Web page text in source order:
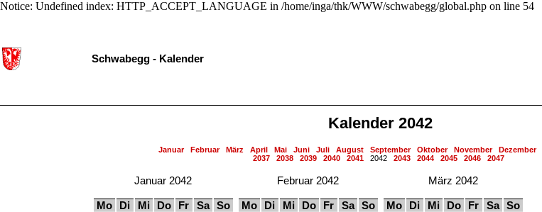
Notice: Undefined index: HTTP_ACCEPT_LANGUAGE in /home/inga/thk/WWW/schwabegg/global.php on line 54
Schwabegg - Kalender
Kalender 2042
Januar Februar März April Mai Juni Juli August September Oktober November Dezember
2037
2038 2039 2040 20412042 2043 2044 2045 2046 2047
Januar 2042
Mo Di Mi Do Fr Sa
So
Februar 2042
Mo Di Mi Do Fr Sa
So
März 2042
Mo Di Mi Do Fr Sa
So